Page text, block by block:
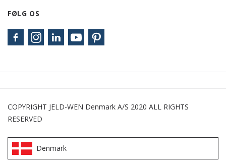
FØLG OS
COPYRIGHT JELD-WEN Denmark A/S 2020 ALL RIGHTS
RESERVED
Denmark